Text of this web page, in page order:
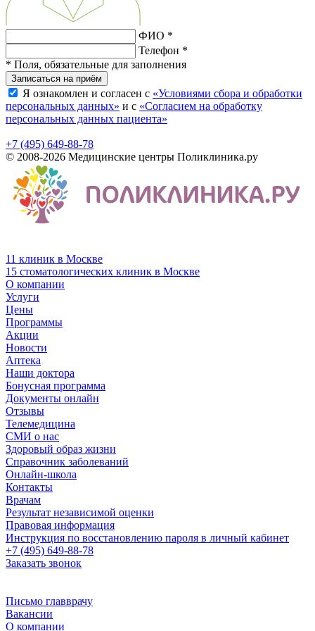
ФИО *
Телефон *
* Поля, обязательные для заполнения
Записаться на приём
Я ознакомлен и согласен с «Условиями сбора и обработки
персональных данных» и с «Согласием на обработку
персональных данных пациента»
+7 (495) 649-88-78
© 2008-2026 Медицинские центры Поликлиника.ру
11 клиник в Москве
15 стоматологических клиник в Москве
О компании
Услуги
Цены
Программы
Акции
Новости
Аптека
Наши доктора
Бонусная программа
Документы онлайн
Отзывы
Телемедицина
СМИ о нас
Здоровый образ жизни
Справочник заболеваний
Онлайн-школа
Контакты
Врачам
Результат независимой оценки
Правовая информация
Инструкция по восстановлению пароля в личный кабинет
+7 (495) 649-88-78
Заказать звонок
Письмо главврачу
Вакансии
О компании